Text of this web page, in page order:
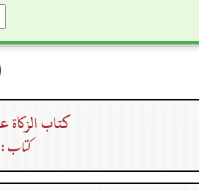
كتاب
کتاب: